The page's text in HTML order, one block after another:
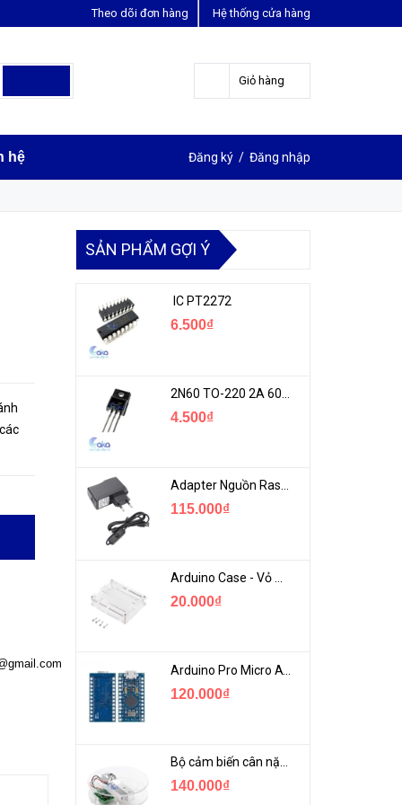
Hệ thống cửa hàng
Theo dõi đơn hàng
Giỏ hàng
hệ Đăng ký / Đăng nhập
LIÊN HỆ ĐẶT HÀNG
SẢN PHẨM GỢI Ý
IC PT2272
6.500₫
4.500₫
Adapter Nguồn Raspberry 5V 2.5A - USB Micro Có Công Tắc
115.000₫
20.000₫
Arduino Pro Micro ATmega32U4 USB Mini
120.000₫
Bộ cảm biến cân nặng loadcell 1KG khung mica
140.000₫